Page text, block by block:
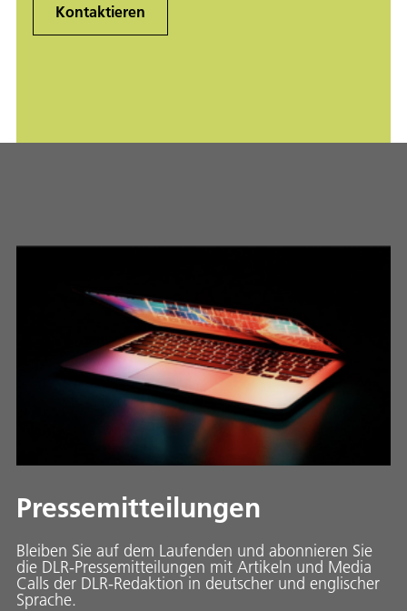
Kontaktieren
Pressemitteilungen
Bleiben Sie auf dem Laufenden und abonnieren Sie
die DLR-Pressemitteilungen mit Artikeln und Media
Calls der DLR-Redaktion in deutscher und englischer
Sprache.